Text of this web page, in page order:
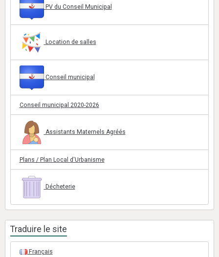
PV du Conseil Municipal
Location de salles
Conseil municipal
Conseil municipal 2020-2026
Assistants Maternels Agréés
Plans / Plan Local d'Urbanisme
Décheterie
Traduire le site
Français